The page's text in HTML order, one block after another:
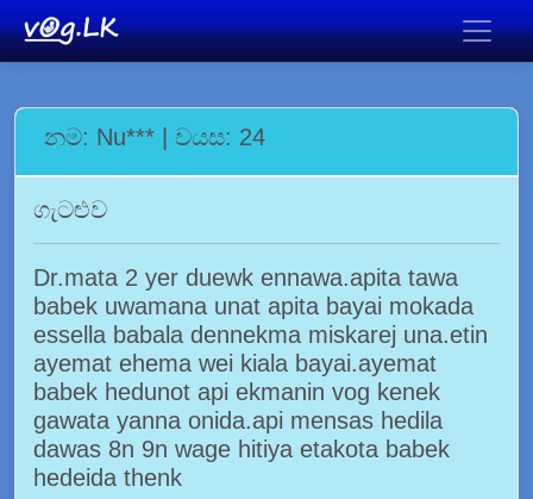
නම: Nu*** | වයස: 24
ගැටළුව
Dr.mata 2 yer duewk ennawa.apita tawa
babek uwamana unat apita bayai mokada
essella babala dennekma miskarej una.etin
ayemat ehema wei kiala bayai.ayemat
babek hedunot api ekmanin vog kenek
gawata yanna onida.api mensas hedila
dawas 8n 9n wage hitiya etakota babek
hedeida thenk